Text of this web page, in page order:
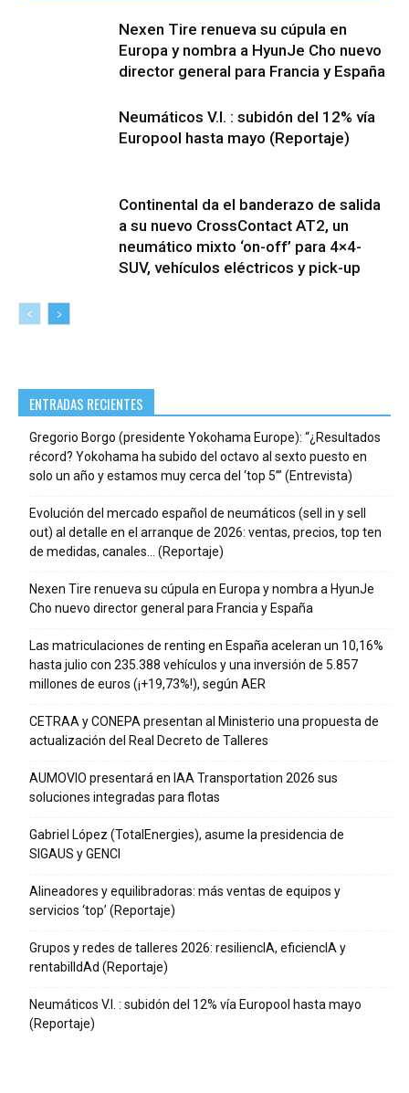
Nexen Tire renueva su cúpula en
Europa y nombra a HyunJe Cho nuevo
director general para Francia y España
Neumáticos V.I. : subidón del 12% vía
Europool hasta mayo (Reportaje)
Continental da el banderazo de salida
a su nuevo CrossContact AT2, un
neumático mixto ‘on-off’ para 4×4-
SUV, vehículos eléctricos y pick-up
ENTRADAS RECIENTES
Gregorio Borgo (presidente Yokohama Europe): “¿Resultados
récord? Yokohama ha subido del octavo al sexto puesto en
solo un año y estamos muy cerca del ‘top 5’” (Entrevista)
Evolución del mercado español de neumáticos (sell in y sell
out) al detalle en el arranque de 2026: ventas, precios, top ten
de medidas, canales… (Reportaje)
Nexen Tire renueva su cúpula en Europa y nombra a HyunJe
Cho nuevo director general para Francia y España
Las matriculaciones de renting en España aceleran un 10,16%
hasta julio con 235.388 vehículos y una inversión de 5.857
millones de euros (¡+19,73%!), según AER
CETRAA y CONEPA presentan al Ministerio una propuesta de
actualización del Real Decreto de Talleres
AUMOVIO presentará en IAA Transportation 2026 sus
soluciones integradas para flotas
Gabriel López (TotalEnergies), asume la presidencia de
SIGAUS y GENCI
Alineadores y equilibradoras: más ventas de equipos y
servicios ‘top’ (Reportaje)
Grupos y redes de talleres 2026: resiliencIA, eficiencIA y
rentabilIdAd (Reportaje)
Neumáticos V.I. : subidón del 12% vía Europool hasta mayo
(Reportaje)